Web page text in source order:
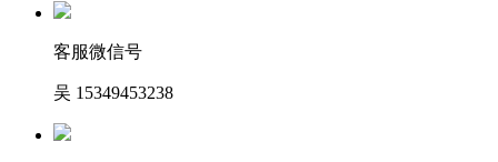
客服微信号
吴 15349453238